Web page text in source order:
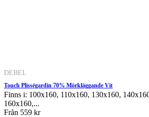
DEBEL
Touch Plisségardin 70% Mörkläggande Vit
Finns i: 100x160, 110x160, 130x160,
160x160,...
Från 559 kr